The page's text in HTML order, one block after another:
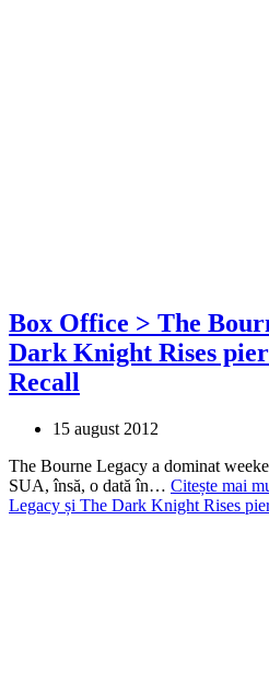
Box Office > The
Dark Knight Rises
Recall
15 august 2012
The Bourne Legacy a dominat
SUA, însă, o dată în… Citește mai
Legacy și The Dark Knight Rises